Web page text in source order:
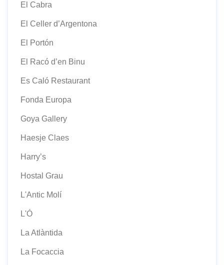
El Cabra
El Celler d’Argentona
El Portón
El Racó d’en Binu
Es Caló Restaurant
Fonda Europa
Goya Gallery
Haesje Claes
Harry’s
Hostal Grau
L'Antic Molí
L'Ó
La Atlàntida
La Focaccia